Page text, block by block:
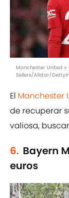
Manchester United
Sellers/Allstar/
El Manchester
de recuperar
valiosa,
6. Bayern
euros